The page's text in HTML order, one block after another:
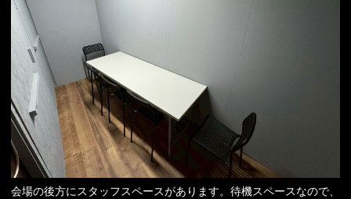
会場の後方にスタッフスペースがあります。待機スペースなので、